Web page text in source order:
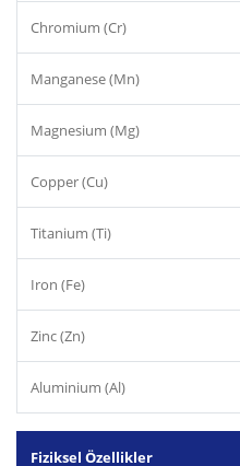
Chromium (Cr)
Manganese (Mn)
Magnesium (Mg)
Copper (Cu)
Titanium (Ti)
Iron (Fe)
Zinc (Zn)
Aluminium (Al)
Fiziksel Özellikler